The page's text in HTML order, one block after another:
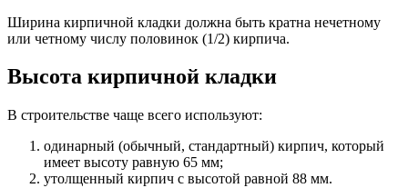
Ширина кирпичной кладки должна быть кратна нечетному
или четному числу половинок (1/2) кирпича.
Высота кирпичной кладки
В строительстве чаще всего используют:
одинарный (обычный, стандартный) кирпич, который
имеет высоту равную 65 мм;
утолщенный кирпич с высотой равной 88 мм.